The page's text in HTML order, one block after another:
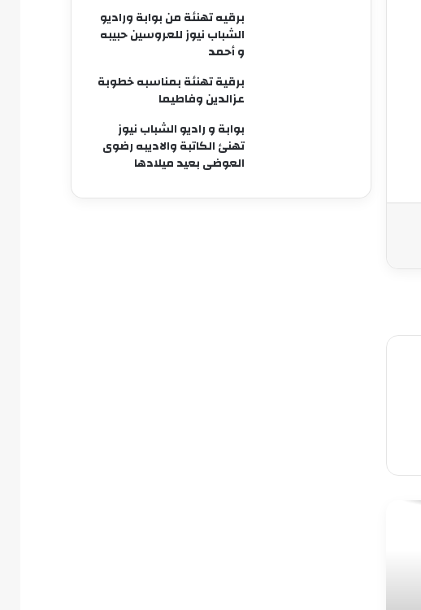
برقيه تهنئة من بوابة وراديو
الشباب نيوز للعروسين حبيبه
و أحمد
برقية تهنئة بمناسبه خطوبة
عزالدين وفاطيما
بوابة و راديو الشباب نيوز
تهنئ الكاتبة والاديبه رضوى
العوضى بعيد ميلادها